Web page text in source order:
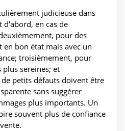
judicieuse dans
d'abord, en cas de
pour des
bon état mais avec un
troisièmement, pour
sereines; et
petits défauts doivent être
sans suggérer
plus importants. Un
souvent plus de confiance